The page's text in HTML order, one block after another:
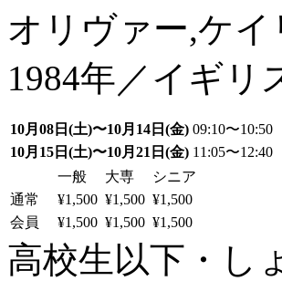
オリヴァー,ケ
1984年／イギリ
10月08日(土)〜10月14日(金) 09:10〜10:50
10月15日(土)〜10月21日(金) 11:05〜12:40
一般
大専
シニア
通常
¥1,500 ¥1,500 ¥1,500
会員
¥1,500 ¥1,500 ¥1,500
高校生以下・し